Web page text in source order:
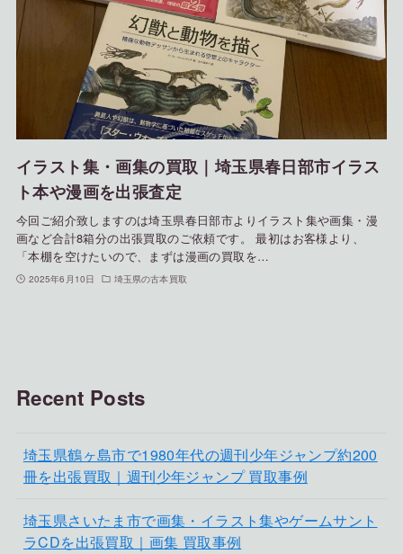
イラスト集・画集の買取｜埼玉県春日部市イラス
ト本や漫画を出張査定
今回ご紹介致しますのは埼玉県春日部市よりイラスト集や画集・漫
画など合計8箱分の出張買取のご依頼です。 最初はお客様より、
「本棚を空けたいので、まずは漫画の買取を…
2025年6月10日 埼玉県の古本買取
Recent Posts
埼玉県鶴ヶ島市で1980年代の週刊少年ジャンプ約200
冊を出張買取｜週刊少年ジャンプ 買取事例
埼玉県さいたま市で画集・イラスト集やゲームサント
ラCDを出張買取｜画集 買取事例